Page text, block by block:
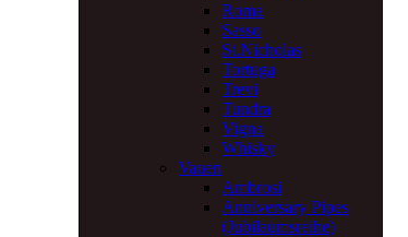
Roma
Sasso
St.Nicholas
Tortuga
Trevi
Tundra
Vigna
Whisky
Vauen
Ambrosi
Anniversary Pipes
(Jubilaumsreihe)